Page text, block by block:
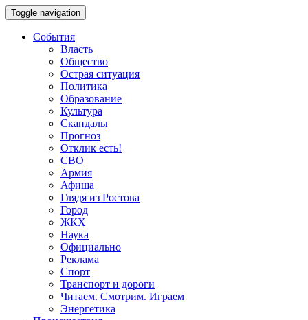
Toggle navigation
События
Власть
Общество
Острая ситуация
Политика
Образование
Культура
Скандалы
Прогноз
Отклик есть!
СВО
Армия
Афиша
Глядя из Ростова
Город
ЖКХ
Наука
Официально
Реклама
Спорт
Транспорт и дороги
Читаем. Смотрим. Играем
Энергетика